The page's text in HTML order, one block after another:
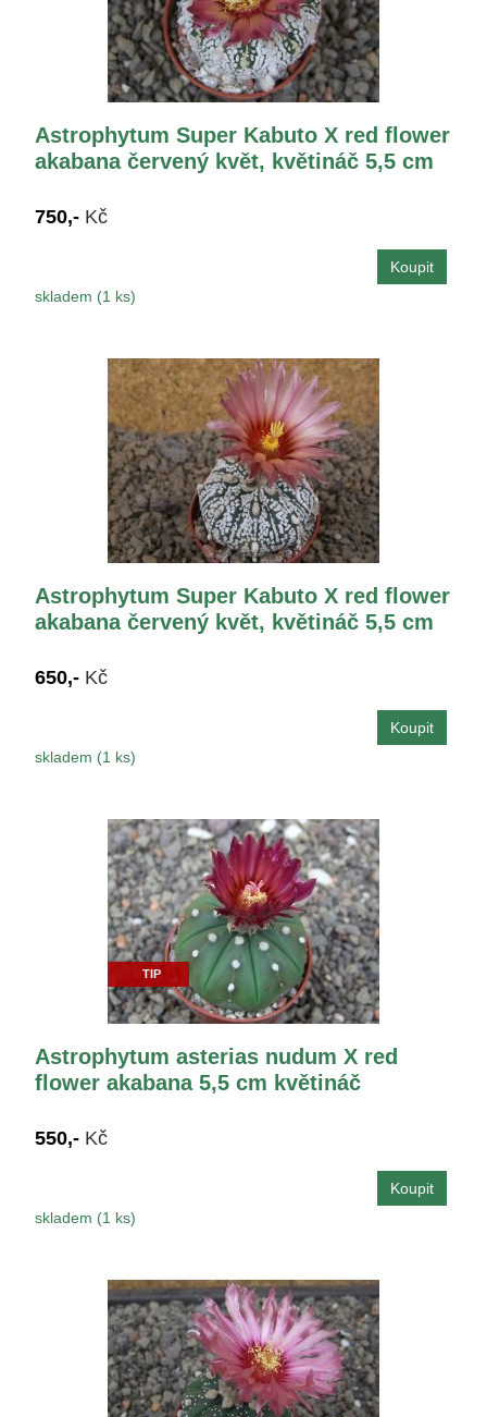
Astrophytum Super Kabuto X red flower
akabana červený květ, květináč 5,5 cm
750,- Kč
skladem (1 ks)
Astrophytum Super Kabuto X red flower
akabana červený květ, květináč 5,5 cm
650,- Kč
skladem (1 ks)
TIP
Astrophytum asterias nudum X red
flower akabana 5,5 cm květináč
550,- Kč
skladem (1 ks)